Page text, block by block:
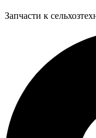
Запчасти к